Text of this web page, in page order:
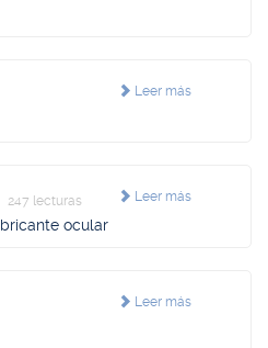
Leer más
Leer más
247 lecturas
ocular
Leer más